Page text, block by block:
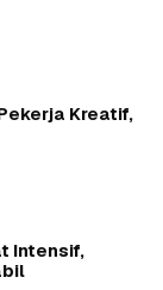
Kreatif,
Intensif,